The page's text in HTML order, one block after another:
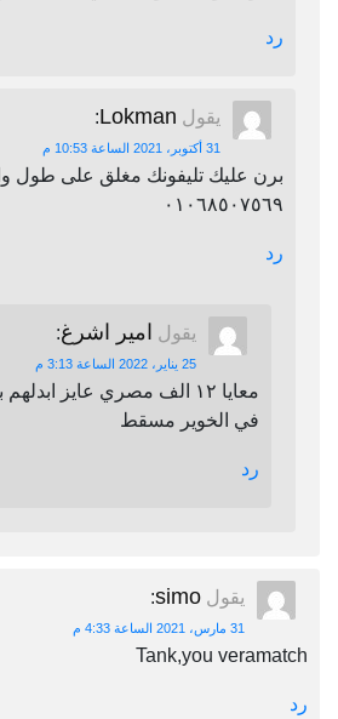
رد
يقول Lokman
:
31 أكتوبر، 2021 الساعة 10:53 م
برن عليك تليفونك مغلق على طول
٠١٠٦٨٥٠٧٥٦٩
رد
يقول امير اشرغ:
25 يناير، 2022 الساعة 3:13 م
معايا ١٢ الف مصري عايز
في الخوير مسقط
رد
يقول simo
:
31 مارس، 2021 الساعة 4:33 م
Tank,you veramatch
رد